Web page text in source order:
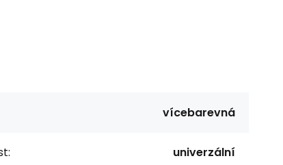
vícebarevná
univerzální